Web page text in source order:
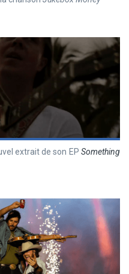
extrait de son EPSomething